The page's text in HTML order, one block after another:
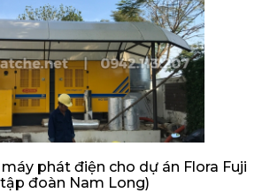
phát điện cho dự án Flora Fuji
đoàn Nam Long)